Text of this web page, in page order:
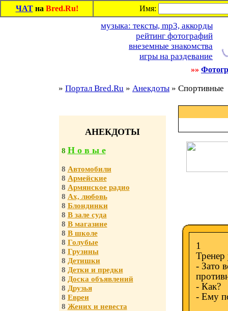
ЧАТ на Bred.Ru! Имя:
музыка: тексты, mp3, аккорды
рейтинг фотографий
внеземные знакомства
игры на раздевание
»»
» Портал Bred.Ru » Анекдоты » Спортивные
АНЕКДОТЫ
8 Н о в ы е
8 Автомобили
8 Армейские
8 Армянское радио
8 Ах, любовь
8 Блондинки
8 В зале суда
8 В магазине
8 В школе
8 Голубые
8 Грузины
8 Детишки
8 Детки и предки
8 Доска объявлений
8 Друзья
8 Евреи
8 Жених и невеста
1
Тренер
- Зато
- Как?
- Ему